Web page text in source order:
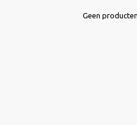
Geen